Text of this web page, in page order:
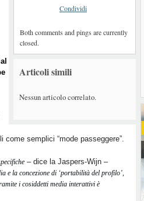
Condividi
Both comments and pings are currently
closed.
Articoli simili
Nessun articolo correlato.
semplici “mode passeggere”.
– dice la Jaspers-Wijn –
e la concezione di ‘portabilità del profilo’,
i cosiddetti media interattivi è